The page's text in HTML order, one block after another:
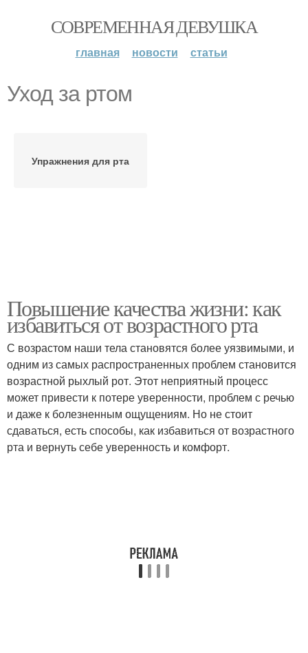
СОВРЕМЕННАЯ ДЕВУШКА
главная новости статьи
Уход за ртом
Упражнения для рта
Повышение качества жизни: как
избавиться от возрастного рта
С возрастом наши тела становятся более уязвимыми, и
одним из самых распространенных проблем становится
возрастной рыхлый рот. Этот неприятный процесс
может привести к потере уверенности, проблем с речью
и даже к болезненным ощущениям. Но не стоит
сдаваться, есть способы, как избавиться от возрастного
рта и вернуть себе уверенность и комфорт.